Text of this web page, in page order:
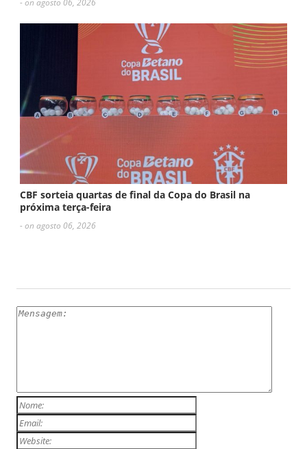
- on agosto 06, 2026
CBF sorteia quartas de final da Copa do Brasil na
próxima terça-feira
- on agosto 06, 2026